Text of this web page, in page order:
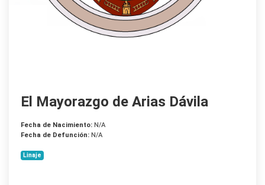
El Mayorazgo de Arias Dávila
Fecha de Nacimiento: N/A
Fecha de Defunción: N/A
Linaje